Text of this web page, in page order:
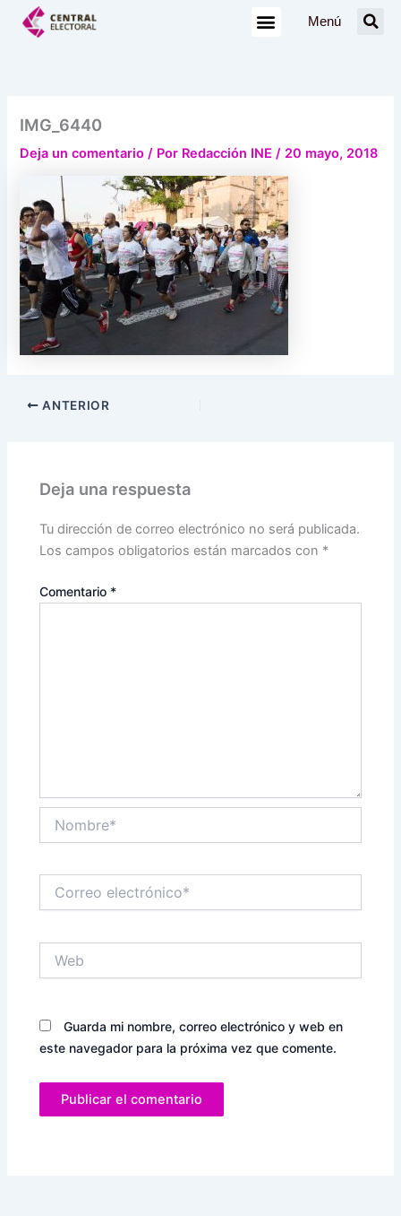
Menú
IMG_6440
Deja un comentario / Por Redacción INE/ 20 mayo, 2018
ANTERIOR
Deja una respuesta
Tu dirección de correo electrónico no será publicada.
Los campos obligatorios están marcados con *
Comentario *
electrónico*
Guarda mi nombre, correo electrónico y web en
este navegador para la próxima vez que comente.